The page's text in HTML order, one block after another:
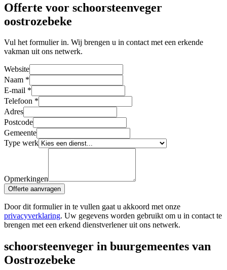
Offerte voor schoorsteenveger
oostrozebeke
Vul het formulier in. Wij brengen u in contact met een erkende
vakman uit ons netwerk.
Website
Naam *
E-mail *
Telefoon *
Adres
Postcode
Gemeente
Type werk
Opmerkingen
Offerte aanvragen
Door dit formulier in te vullen gaat u akkoord met onze
privacyverklaring. Uw gegevens worden gebruikt om u in contact te
brengen met een erkend dienstverlener uit ons netwerk.
schoorsteenveger in buurgemeentes van
Oostrozebeke